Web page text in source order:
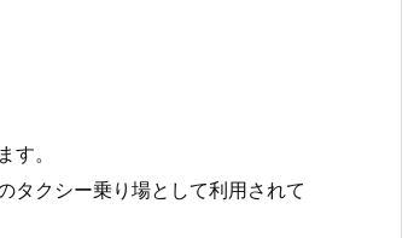
す。
タクシー乗り場として利用されて